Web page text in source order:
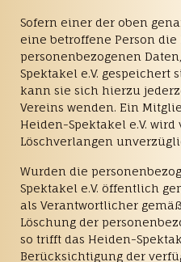
Sofern einer der oben
eine betroffene Person die
personenbezogenen
Spektakel e.V. gespeichert
kann sie sich hierzu
Vereins wenden. Ein
Heiden-Spektakel e.V. wird
Löschverlangen
Wurden die
Spektakel e.V. öffentlich
als Verantwortlicher gemäß
Löschung der
so trifft das Heiden-
Berücksichtigung der